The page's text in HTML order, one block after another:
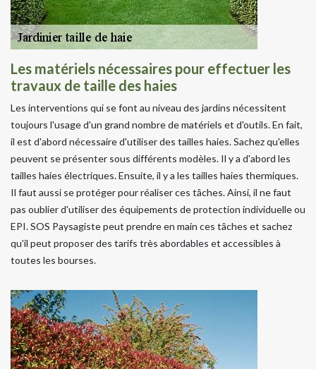
Les matériels nécessaires pour effectuer les
travaux de taille des haies
Les interventions qui se font au niveau des jardins nécessitent
toujours l'usage d'un grand nombre de matériels et d'outils. En fait,
il est d'abord nécessaire d'utiliser des tailles haies. Sachez qu'elles
peuvent se présenter sous différents modèles. Il y a d'abord les
tailles haies électriques. Ensuite, il y a les tailles haies thermiques.
Il faut aussi se protéger pour réaliser ces tâches. Ainsi, il ne faut
pas oublier d'utiliser des équipements de protection individuelle ou
EPI. SOS Paysagiste peut prendre en main ces tâches et sachez
qu'il peut proposer des tarifs très abordables et accessibles à
toutes les bourses.